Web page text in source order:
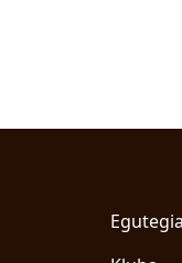
Egutegia